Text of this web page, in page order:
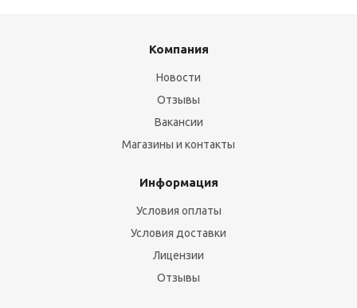
Компания
Новости
Отзывы
Вакансии
Магазины и контакты
Информация
Условия оплаты
Условия доставки
Лицензии
Отзывы